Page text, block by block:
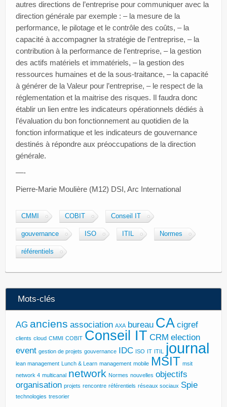
autres directions de l’entreprise pour communiquer avec la
direction générale par exemple : – la mesure de la
performance, le pilotage et le contrôle des coûts, – la
capacité à accompagner la stratégie de l’entreprise, – la
contribution à la performance de l’entreprise, – la gestion
des actifs matériels et immatériels, – la gestion des
ressources humaines et de la sous-traitance, – la capacité
à générer de la Valeur pour l’entreprise, – le respect de la
réglementation et la maitrise des risques. Il faudra donc
établir un lien entre les indicateurs opérationnels dédiés à
l’évaluation du bon fonctionnement au quotidien de la
fonction informatique et les indicateurs de gouvernance
destinés à répondre aux préoccupations de la direction
générale.
—-
Pierre-Marie Moulière (M12) DSI, Arc International
CMMI COBIT Conseil IT
gouvernance ISO ITIL Normes
référentiels
Mots-clés
AG anciens association AXA bureau CA cigref
clients cloud CMMI COBIT Conseil IT CRM election
event gestion de projets gouvernance IDC ISO IT ITIL journal
lean management Lunch & Learn management mobile MSIT msit
network 4 multicanal network Normes nouvelles objectifs
organisation projets rencontre référentiels réseaux sociaux Spie
technologies tresorier